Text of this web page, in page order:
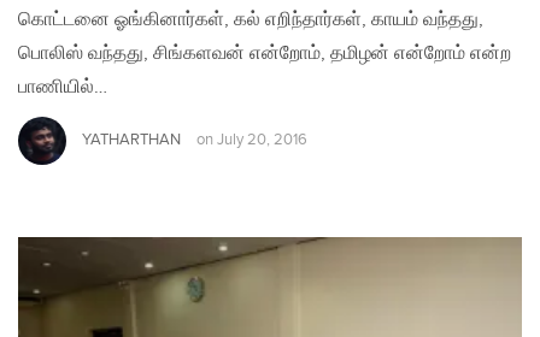
கொட்டனை ஓங்கினார்கள், கல் எறிந்தார்கள், காயம் வந்தது,
பொலிஸ் வந்தது, சிங்களவன் என்றோம், தமிழன் என்றோம் என்ற
பாணியில்…
YATHARTHAN on July 20, 2016